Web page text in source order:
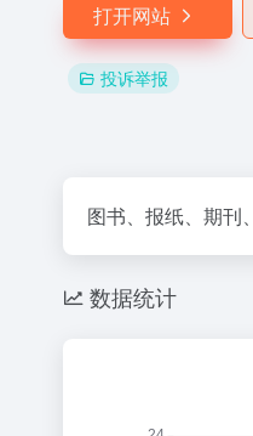
打开网站
投诉举报
图书、报纸、期刊
数据统计